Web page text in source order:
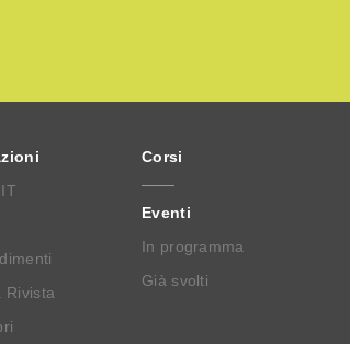
Rivista
Corsi
Eventi
In programma
Già svolti